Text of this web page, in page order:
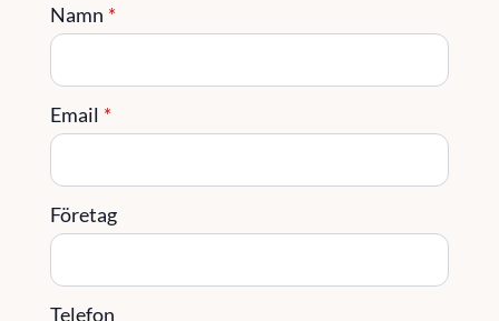
Namn *
Email *
Företag
Telefon